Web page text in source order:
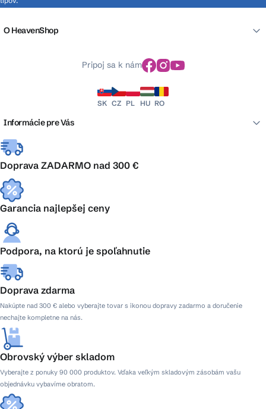
O HeavenShop
Pripoj sa k nám
SK CZ PL HU RO
Informácie pre Vás
Doprava ZADARMO nad 300 €
Garancia najlepšej ceny
Podpora, na ktorú je spoľahnutie
Doprava zdarma
Nakúpte nad 300 € alebo vyberajte tovar s ikonou dopravy zadarmo a doručenie
nechajte kompletne na nás.
Obrovský výber skladom
Vyberajte z ponuky 90 000 produktov. Vďaka veľkým skladovým zásobám vašu
objednávku vybavíme obratom.